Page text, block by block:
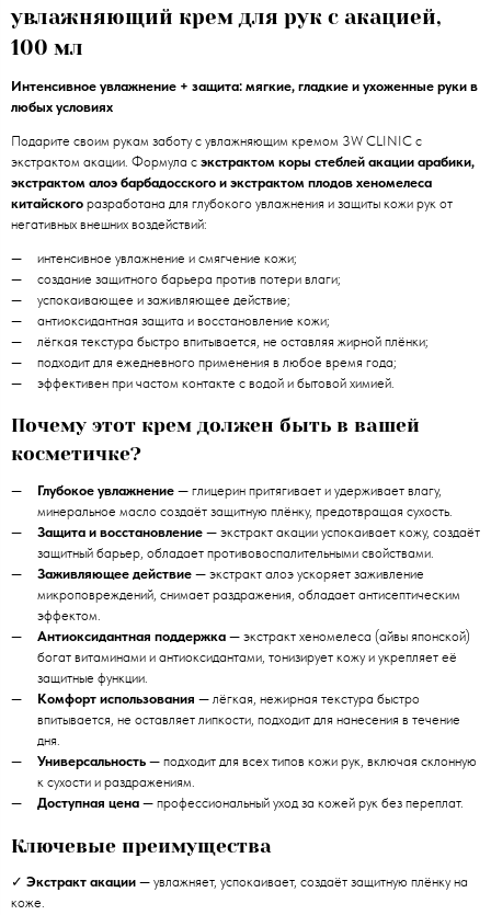
увлажняющий крем для рук с акацией,
100 мл
Интенсивное увлажнение + защита: мягкие, гладкие и ухоженные руки в
любых условиях
Подарите своим рукам заботу с увлажняющим кремом 3W CLINIC с
экстрактом акации. Формула с экстрактом коры стеблей акации арабики,
экстрактом алоэ барбадосского и экстрактом плодов хеномелеса
китайского разработана для глубокого увлажнения и защиты кожи рук от
негативных внешних воздействий:
интенсивное увлажнение и смягчение кожи;
создание защитного барьера против потери влаги;
успокаивающее и заживляющее действие;
антиоксидантная защита и восстановление кожи;
лёгкая текстура быстро впитывается, не оставляя жирной плёнки;
подходит для ежедневного применения в любое время года;
эффективен при частом контакте с водой и бытовой химией.
Почему этот крем должен быть в вашей
косметичке?
Глубокое увлажнение — глицерин притягивает и удерживает влагу,
минеральное масло создаёт защитную плёнку, предотвращая сухость.
Защита и восстановление — экстракт акации успокаивает кожу, создаёт
защитный барьер, обладает противовоспалительными свойствами.
Заживляющее действие — экстракт алоэ ускоряет заживление
микроповреждений, снимает раздражения, обладает антисептическим
эффектом.
Антиоксидантная поддержка — экстракт хеномелеса (айвы японской)
богат витаминами и антиоксидантами, тонизирует кожу и укрепляет её
защитные функции.
Комфорт использования — лёгкая, нежирная текстура быстро
впитывается, не оставляет липкости, подходит для нанесения в течение
дня.
Универсальность — подходит для всех типов кожи рук, включая склонную
к сухости и раздражениям.
Доступная цена — профессиональный уход за кожей рук без переплат.
Ключевые преимущества
✓ Экстракт акации — увлажняет, успокаивает, создаёт защитную плёнку на
коже.